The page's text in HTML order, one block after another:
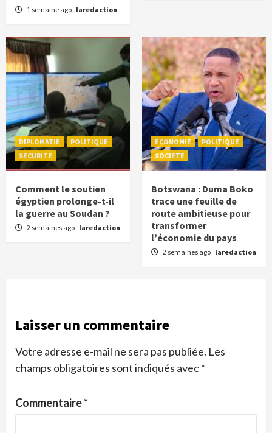
1 semaine ago laredaction
DIPLOMATIE
POLITIQUE
SECURITE
Comment le soutien
égyptien prolonge-t-il
la guerre au Soudan ?
2 semaines ago laredaction
ECONOMIE
POLITIQUE
SOCIETE
Botswana : Duma Boko
trace une feuille de
route ambitieuse pour
transformer
l’économie du pays
2 semaines ago laredaction
Laisser un commentaire
Votre adresse e-mail ne sera pas publiée. Les
champs obligatoires sont indiqués avec*
Commentaire*